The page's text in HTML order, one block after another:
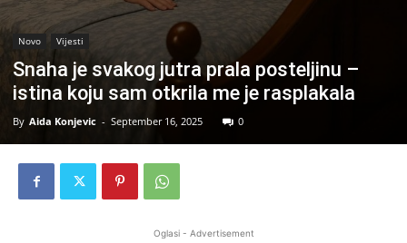
Novo Vijesti
Snaha je svakog jutra prala posteljinu –
istina koju sam otkrila me je rasplakala
By Aida Konjevic - September 16, 2025 0
Oglasi - Advertisement